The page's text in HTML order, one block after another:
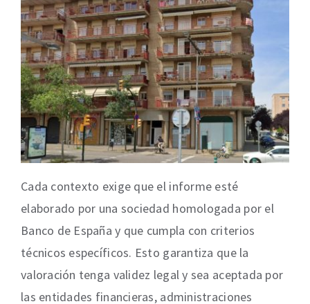
Cada contexto exige que el informe esté
elaborado por una sociedad homologada por el
Banco de España y que cumpla con criterios
técnicos específicos. Esto garantiza que la
valoración tenga validez legal y sea aceptada por
las entidades financieras, administraciones